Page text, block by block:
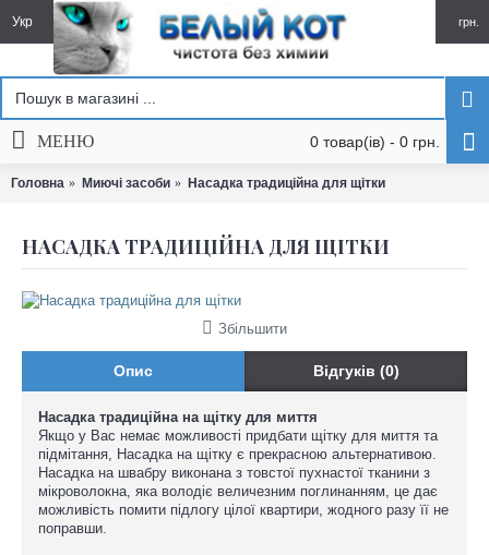
Укр грн.
0 товар(ів) - 0 грн.
МЕНЮ
Головна Миючі засоби Насадка традиційна для щітки
НАСАДКА ТРАДИЦІЙНА ДЛЯ ЩІТКИ
Збільшити
Опис Відгуків (0)
Насадка традиційна на щітку для миття
Якщо у Вас немає можливості придбати щітку для миття та
підмітання, Насадка на щітку є прекрасною альтернативою.
Насадка на швабру виконана з товстої пухнастої тканини з
мікроволокна, яка володіє величезним поглинанням, це дає
можливість помити підлогу цілої квартири, жодного разу її не
поправши.